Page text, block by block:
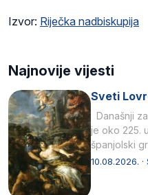
Izvor: Riječka nadbiskupija
Najnovije vijesti
Sveti
Današnji
je oko 225.
španjolski
10.08.2026. ·